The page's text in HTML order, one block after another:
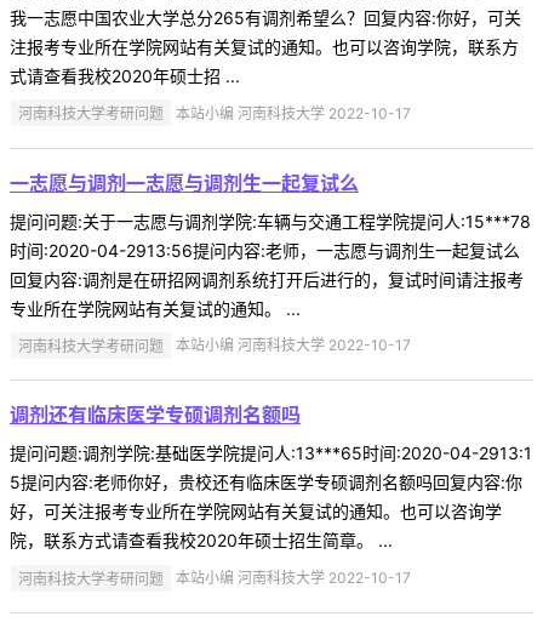
我一志愿中国农业大学总分265有调剂希望么？回复内容:你好，可关
注报考专业所在学院网站有关复试的通知。也可以咨询学院，联系方
式请查看我校2020年硕士招 ...
河南科技大学考研问题 本站小编 河南科技大学 2022-10-17
一志愿与调剂一志愿与调剂生一起复试么
提问问题:关于一志愿与调剂学院:车辆与交通工程学院提问人:15***78
时间:2020-04-2913:56提问内容:老师，一志愿与调剂生一起复试么
回复内容:调剂是在研招网调剂系统打开后进行的，复试时间请注报考
专业所在学院网站有关复试的通知。 ...
河南科技大学考研问题 本站小编 河南科技大学 2022-10-17
调剂还有临床医学专硕调剂名额吗
提问问题:调剂学院:基础医学院提问人:13***65时间:2020-04-2913:1
5提问内容:老师你好，贵校还有临床医学专硕调剂名额吗回复内容:你
好，可关注报考专业所在学院网站有关复试的通知。也可以咨询学
院，联系方式请查看我校2020年硕士招生简章。 ...
河南科技大学考研问题 本站小编 河南科技大学 2022-10-17